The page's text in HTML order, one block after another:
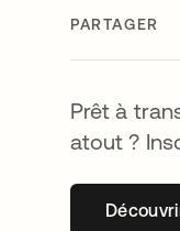
PARTAGER
Prêt à
atout ?